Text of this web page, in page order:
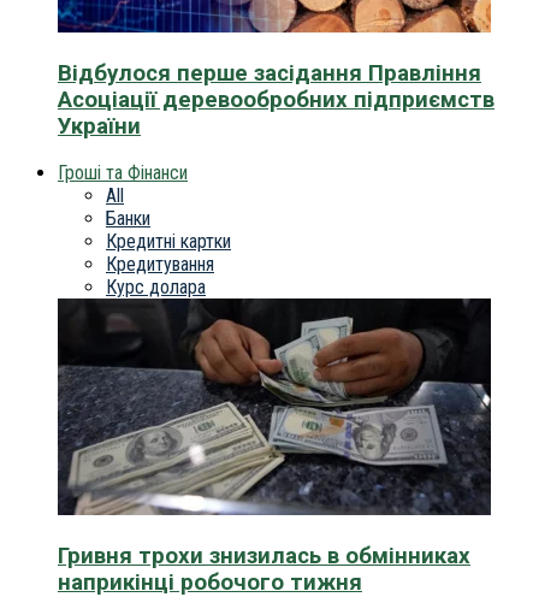
Відбулося перше засідання Правління
Асоціації деревообробних підприємств
України
Гроші та Фінанси
All
Банки
Кредитні картки
Кредитування
Курс долара
Гривня трохи знизилась в обмінниках
наприкінці робочого тижня